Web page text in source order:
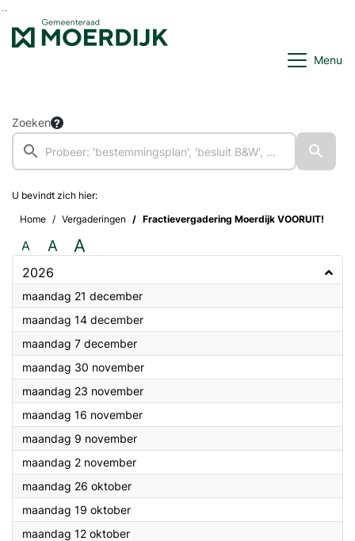
Ga naar de inhoud van deze pagina
Ga naar het zoeken
Ga naar het menu
Menu
Zoeken
U bevindt zich hier:
Home
Vergaderingen Fractievergadering Moerdijk VOORUIT!
A A A
2026
maandag 21 december2026
maandag 14 december2026
maandag 7 december2026
maandag 30 november2026
maandag 23 november2026
maandag 16 november2026
maandag 9 november2026
maandag 2 november2026
maandag 26 oktober2026
maandag 19 oktober2026
maandag 12 oktober2026